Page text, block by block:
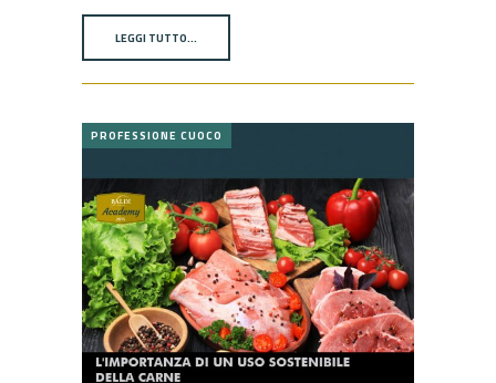
LEGGI TUTTO…
PROFESSIONE CUOCO